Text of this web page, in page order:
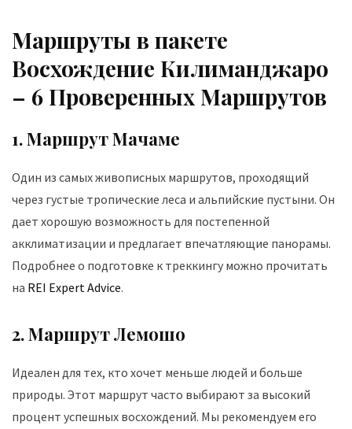
Маршруты в пакете
Восхождение Килиманджаро
– 6 Проверенных Маршрутов
1. Маршрут Мачаме
Один из самых живописных маршрутов, проходящий
через густые тропические леса и альпийские пустыни. Он
дает хорошую возможность для постепенной
акклиматизации и предлагает впечатляющие панорамы.
Подробнее о подготовке к треккингу можно прочитать
на REI Expert Advice.
2. Маршрут Лемошо
Идеален для тех, кто хочет меньше людей и больше
природы. Этот маршрут часто выбирают за высокий
процент успешных восхождений. Мы рекомендуем его